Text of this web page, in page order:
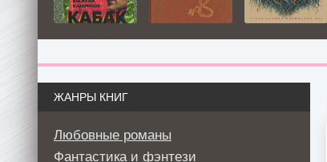
ЖАНРЫ КНИГ
Любовные романы
Фантастика и фэнтези